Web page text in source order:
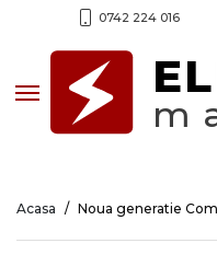
0742 224 016
Toggle navigation
Acasa Noua generatie